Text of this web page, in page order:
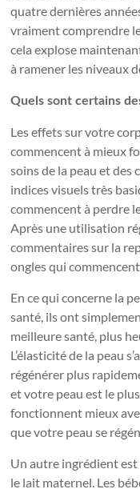
quatre dernières
vraiment comprendre
cela explose
à ramener les niveaux
Quels sont certains
Les effets sur votre
commencent à mieux
soins de la peau et des
indices visuels très
commencent à perdre
Après une utilisation
commentaires sur la
ongles qui
En ce qui concerne la
santé, ils ont
meilleure santé, plus
L’élasticité de la peau
régénérer plus
et votre peau est le
fonctionnent mieux
que votre peau se
Un autre ingrédient est
le lait maternel. Les